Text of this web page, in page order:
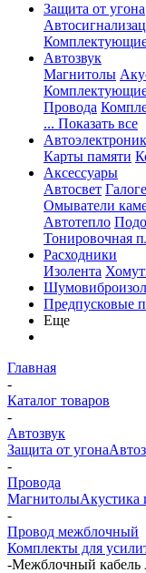
Защита от угона
Автозвук
Магнитолы
Провода
... Показать все
Карты памяти
Аксессуары
Автосвет
Омыватели
Автотепло
Тонировочная
Расходники
Изолента
Предпусковые
Еще
Главная
-
Каталог товаров
-
Автозвук
Защита от угона
-
Провода
МагнитолыАкустика
-
Провод межблочный
Комплекты для
-Межблочный кабель